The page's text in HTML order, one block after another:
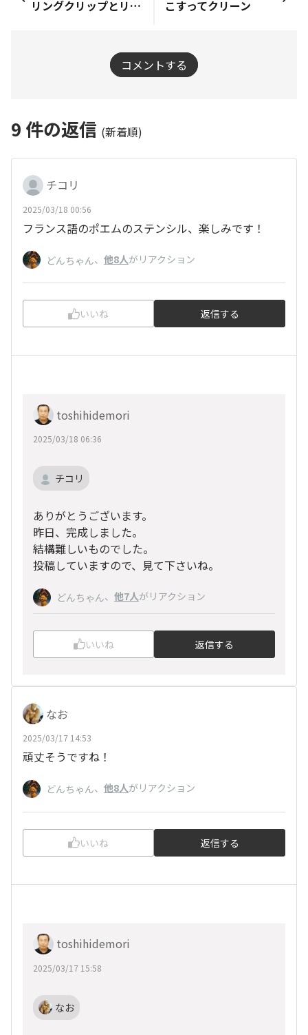
リングクリップとリングアジャスター こすってクリーン
コメントする
9 件の返信 (新着順)
チコリ
2025/03/18 00:56
フランス語のポエムのステンシル、楽しみです！
どんちゃん、 他8人がリアクション
いいね 返信する
toshihidemori
2025/03/18 06:36
チコリ
ありがとうございます。
昨日、完成しました。
結構難しいものでした。
投稿していますので、見て下さいね。
どんちゃん、 他7人がリアクション
いいね 返信する
なお
2025/03/17 14:53
頑丈そうですね！
どんちゃん、 他8人がリアクション
いいね 返信する
toshihidemori
2025/03/17 15:58
なお